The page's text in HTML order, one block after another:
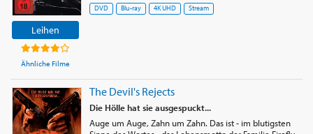
Leihen
Ähnliche Filme
DVD Blu-ray 4K UHD Stream
The Devil's Rejects
Die Hölle hat sie ausgespuckt...
Auge um Auge, Zahn um Zahn. Das ist - im blutigsten